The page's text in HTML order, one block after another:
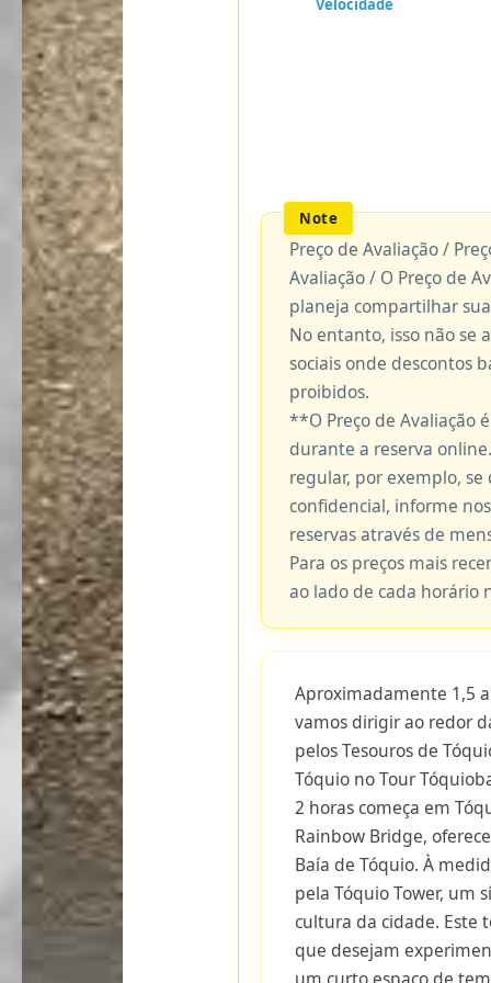
Preço de Avaliação /
Avaliação / O Preço de
planeja compartilhar
No entanto, isso não se
sociais onde descontos
proibidos.
**O Preço de Avaliação
durante a reserva
regular, por exemplo,
confidencial, informe
reservas através de
Para os preços mais
ao lado de cada horário
Aproximadamente 1,5
vamos dirigir ao redor
pelos Tesouros de
Tóquio no Tour
2 horas começa em
Rainbow Bridge,
Baía de Tóquio. À
pela Tóquio Tower, um
cultura da cidade. Este
que desejam